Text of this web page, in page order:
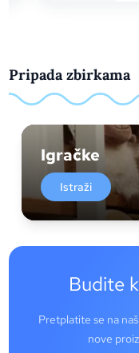
Pripada zbirkama
Igračke
Istraži
Budite
Pretplatite se na
nove